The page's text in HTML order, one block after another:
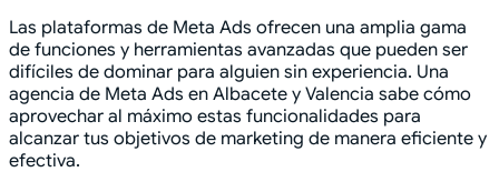
Las plataformas de Meta Ads ofrecen una amplia gama
de funciones y herramientas avanzadas que pueden ser
difíciles de dominar para alguien sin experiencia. Una
agencia de Meta Ads en Albacete y Valencia sabe cómo
aprovechar al máximo estas funcionalidades para
alcanzar tus objetivos de marketing de manera eficiente y
efectiva.